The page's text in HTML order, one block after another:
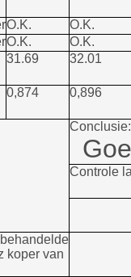
O.K.
O.K.
O.K.
O.K.
31.69 32.01
0,874 0,896
Conclusie:
Controle
koper van